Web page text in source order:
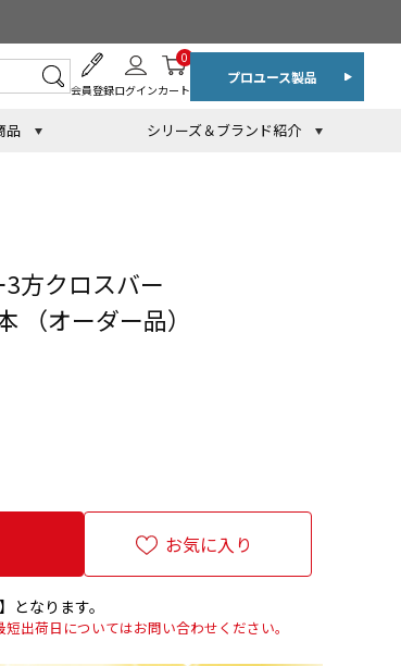
会員登録ログインカート
0
プロユース製品
品 シリーズ＆ブランド紹介
方クロスバー
（オーダー品）
お気に入り
となります。
出荷日についてはお問い合わせください。